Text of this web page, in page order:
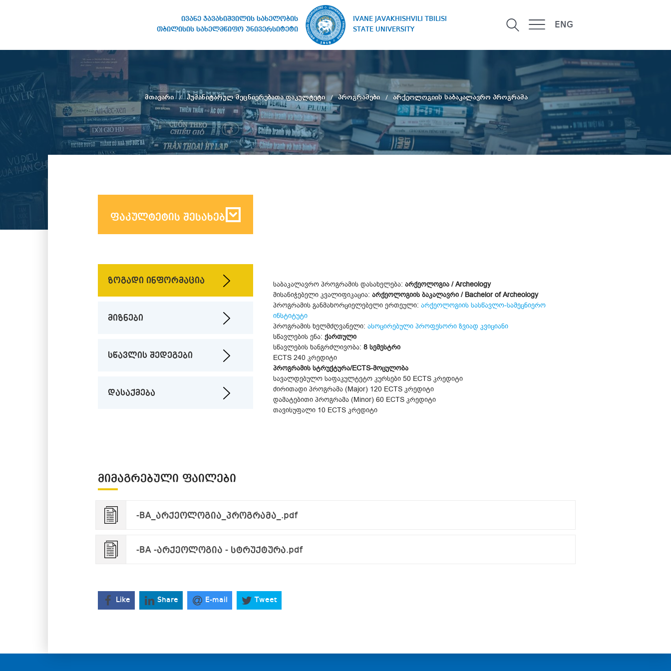
ივანე ჯავახიშვილის სახელობის
თბილისის სახელმწიფო უნივერსიტეტი
IVANE JAVAKHISHVILI TBILISI
STATE UNIVERSITY
ENG
სახელობის თბილისის
სახელმწიფო უნივერსიტეტი
მთავარი ჰუმანიტარულ მეცნიერებათა ფაკულტეტი პროგრამები არქეოლოგიის საბაკალავრო პროგრამა
ფაკულტეტის შესახებ
ზოგადი ინფორმაცია
მიზნები
სწავლის შედეგები
დასაქმება
საბაკალავრო პროგრამის დასახელება: არქეოლოგია / Archeology
მისანიჭებელი კვალიფიკაცია: არქეოლოგიის ბაკალავრი / Bachelor of Archeology​
პროგრამის განმახორციელებელი ერთეული: არქეოლოგიის სასწავლო-სამეცნიერო
ინსტიტუტი
პროგრამის ხელმძღვანელი: ასოცირებული პროფესორი ზვიად კვიციანი
სწავლების ენა: ქართული
სწავლების ხანგრძლივობა: 8 სემესტრი
ECTS 240 კრედიტი
პროგრამის სტრუქტურა/ECTS-მოცულობა
სავალდებულო საფაკულტეტო კურსები 50 ECTS კრედიტი
ძირითადი პროგრამა (Major) 120 ECTS კრედიტი
დამატებითი პროგრამა (Minor) 60 ECTS კრედიტი
თავისუფალი 10 ECTS კრედიტი
ᲛᲘᲛᲐᲒᲠᲔᲑᲣᲚᲘ ᲤᲐᲘᲚᲔᲑᲘ
-BA_არქეოლოგია_პროგრამა_.pdf
-BA -არქეოლოგია - სტრუქტურა.pdf
Like Share E-mail Tweet